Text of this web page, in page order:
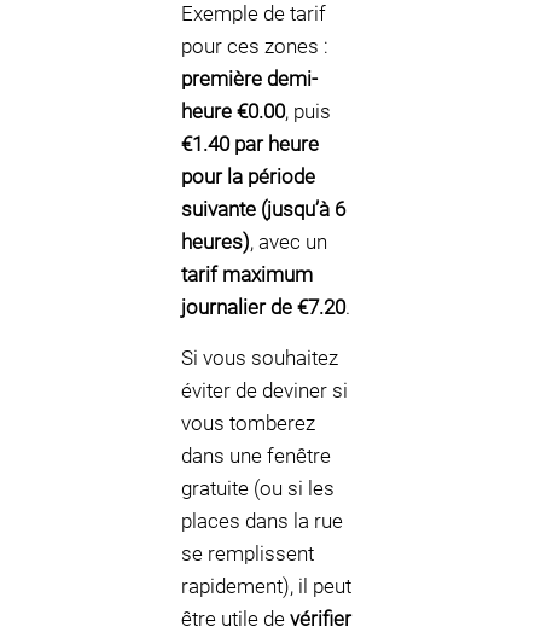
Exemple de tarif
pour ces zones :
première demi-
heure €0.00, puis
€1.40 par heure
pour la période
suivante (jusqu’à 6
heures), avec un
tarif maximum
journalier de €7.20.
Si vous souhaitez
éviter de deviner si
vous tomberez
dans une fenêtre
gratuite (ou si les
places dans la rue
se remplissent
rapidement), il peut
être utile de vérifier